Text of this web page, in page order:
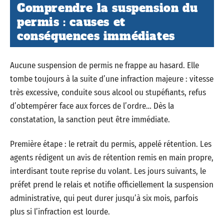
Comprendre la suspension du
permis : causes et
conséquences immédiates
Aucune suspension de permis ne frappe au hasard. Elle
tombe toujours à la suite d’une infraction majeure : vitesse
très excessive, conduite sous alcool ou stupéfiants, refus
d’obtempérer face aux forces de l’ordre… Dès la
constatation, la sanction peut être immédiate.
Première étape : le retrait du permis, appelé rétention. Les
agents rédigent un avis de rétention remis en main propre,
interdisant toute reprise du volant. Les jours suivants, le
préfet prend le relais et notifie officiellement la suspension
administrative, qui peut durer jusqu’à six mois, parfois
plus si l’infraction est lourde.